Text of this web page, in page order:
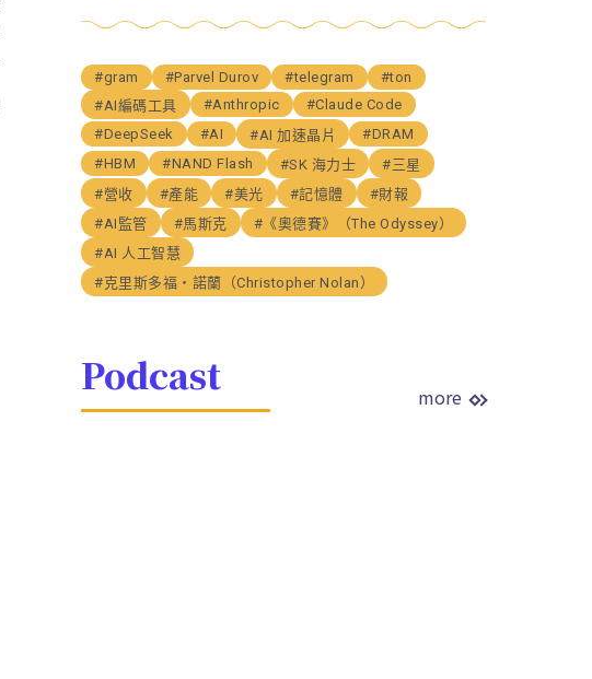
#gram #Parvel Durov #telegram
#ton
#AI編碼工具
#Anthropic
#Claude Code
#DeepSeek
#AI #AI 加速晶片
#DRAM
#HBM
#NAND Flash #SK 海力士
#三星
#營收
#產能 #美光 #記憶體
#財報
#AI監管
#馬斯克
#《奧德賽》（The Odyssey）
#AI 人工智慧
#克里斯多福・諾蘭（Christopher Nolan）
Podcast more